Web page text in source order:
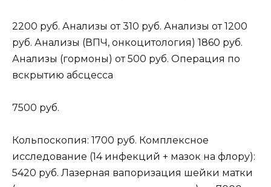
2200 руб. Анализы от 310 руб. Анализы от 1200
руб. Анализы (ВПЧ, онкоцитология) 1860 руб.
Анализы (гормоны) от 500 руб. Операция по
вскрытию абсцесса
7500 руб.
Кольпоскопия: 1700 руб. Комплексное
исследование (14 инфекций + мазок на флору):
5420 руб. Лазерная вапоризация шейки матки